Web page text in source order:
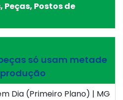
Postos de
só usam metade
Dia (Primeiro Plano) | MG